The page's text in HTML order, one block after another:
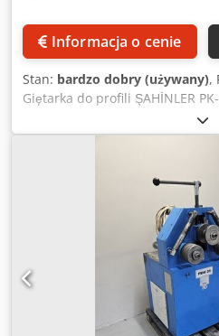
Informacja o cenie
Stan: bardzo dobry (używany),
Giętarka do profili ŞAHİNLER
2021 – 1,5 kW *Opis:* Na
napędem, marki *ŞAHİNLER*,
*Rok produkcji:* 2021 – numer
Rcdjpfx Ahljf - *Silnik:* 1,5 kW -
trójfazowe - *Zastosowanie:*
płaskowników, kątowników -
sterowania z przyciskiem
nożny - *Stan:* Bardzo dobry,
używana Idealna do prac w
zakładzie produkującym
produkcji elementów
Renomowana turecka marka,